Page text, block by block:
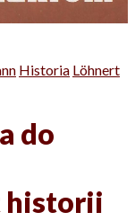
Historia Löhnert
do
historii